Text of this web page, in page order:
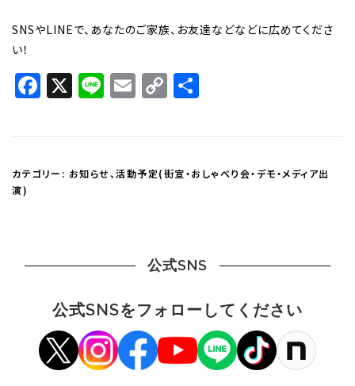
SNSやLINEで、あなたのご家族、お友達などなどに広めてくださ
い！
Facebook
X LineEmail
Copy
カテゴリー: お知らせ、活動予定(街宣・おしゃべり会・デモ・メディア出
演)
公式SNS
公式SNSをフォローしてください